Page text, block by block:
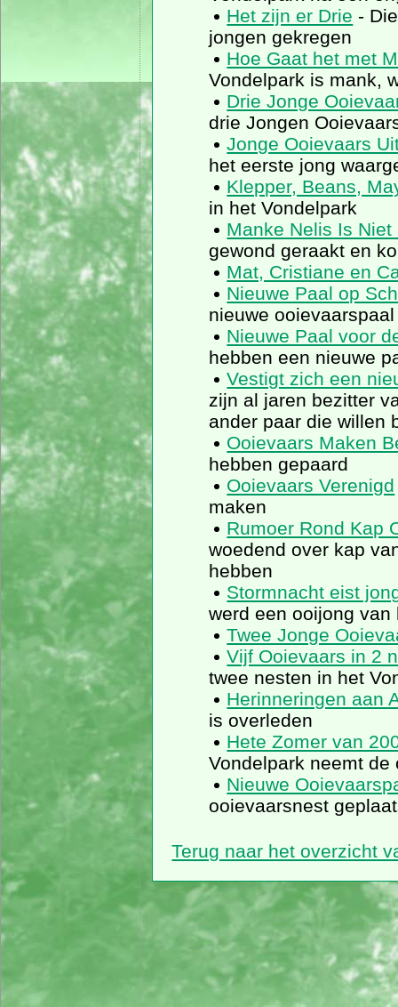
Het zijn er Drie -
jongen gekregen
Hoe Gaat het met
Vondelpark is mank,
Drie Jonge
drie Jongen
Jonge Ooievaars
het eerste jong
Klepper, Beans,
in het Vondelpark
Manke Nelis Is Niet
gewond geraakt en
Mat, Cristiane en
Nieuwe Paal op
nieuwe
Nieuwe Paal voor
hebben een nieuwe
Vestigt zich een
zijn al jaren bezitter
ander paar die willen
Ooievaars Maken
hebben gepaard
Ooievaars Verenigd
maken
Rumoer Rond Kap
woedend over kap
hebben
Stormnacht eist
werd een ooijong
Twee Jonge
Vijf Ooievaars in 2
twee nesten in het
Herinneringen aan
is overleden
Hete Zomer van
Vondelpark neemt de
Nieuwe
ooievaarsnest
Terug naar het overzicht